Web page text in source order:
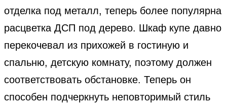
отделка под металл, теперь более популярна
расцветка ДСП под дерево. Шкаф купе давно
перекочевал из прихожей в гостиную и
спальню, детскую комнату, поэтому должен
соответствовать обстановке. Теперь он
способен подчеркнуть неповторимый стиль